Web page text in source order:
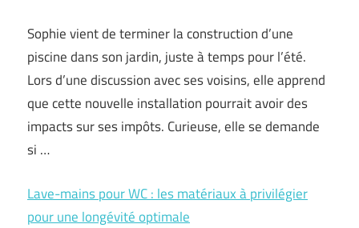
Sophie vient de terminer la construction d’une
piscine dans son jardin, juste à temps pour l’été.
Lors d’une discussion avec ses voisins, elle apprend
que cette nouvelle installation pourrait avoir des
impacts sur ses impôts. Curieuse, elle se demande
si …
Lave-mains pour WC : les matériaux à privilégier
pour une longévité optimale